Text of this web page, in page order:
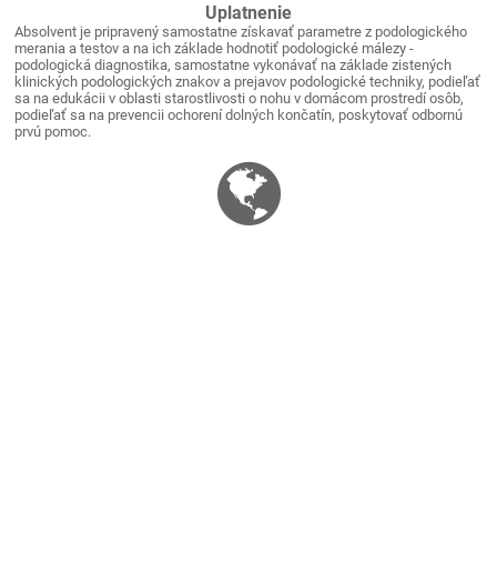
Uplatnenie
Absolvent je pripravený samostatne získavať parametre z podologického
merania a testov a na ich základe hodnotiť podologické málezy -
podologická diagnostika, samostatne vykonávať na základe zistených
klinických podologických znakov a prejavov podologické techniky, podieľať
sa na edukácii v oblasti starostlivosti o nohu v domácom prostredí osôb,
podieľať sa na prevencii ochorení dolných končatín, poskytovať odbornú
prvú pomoc.